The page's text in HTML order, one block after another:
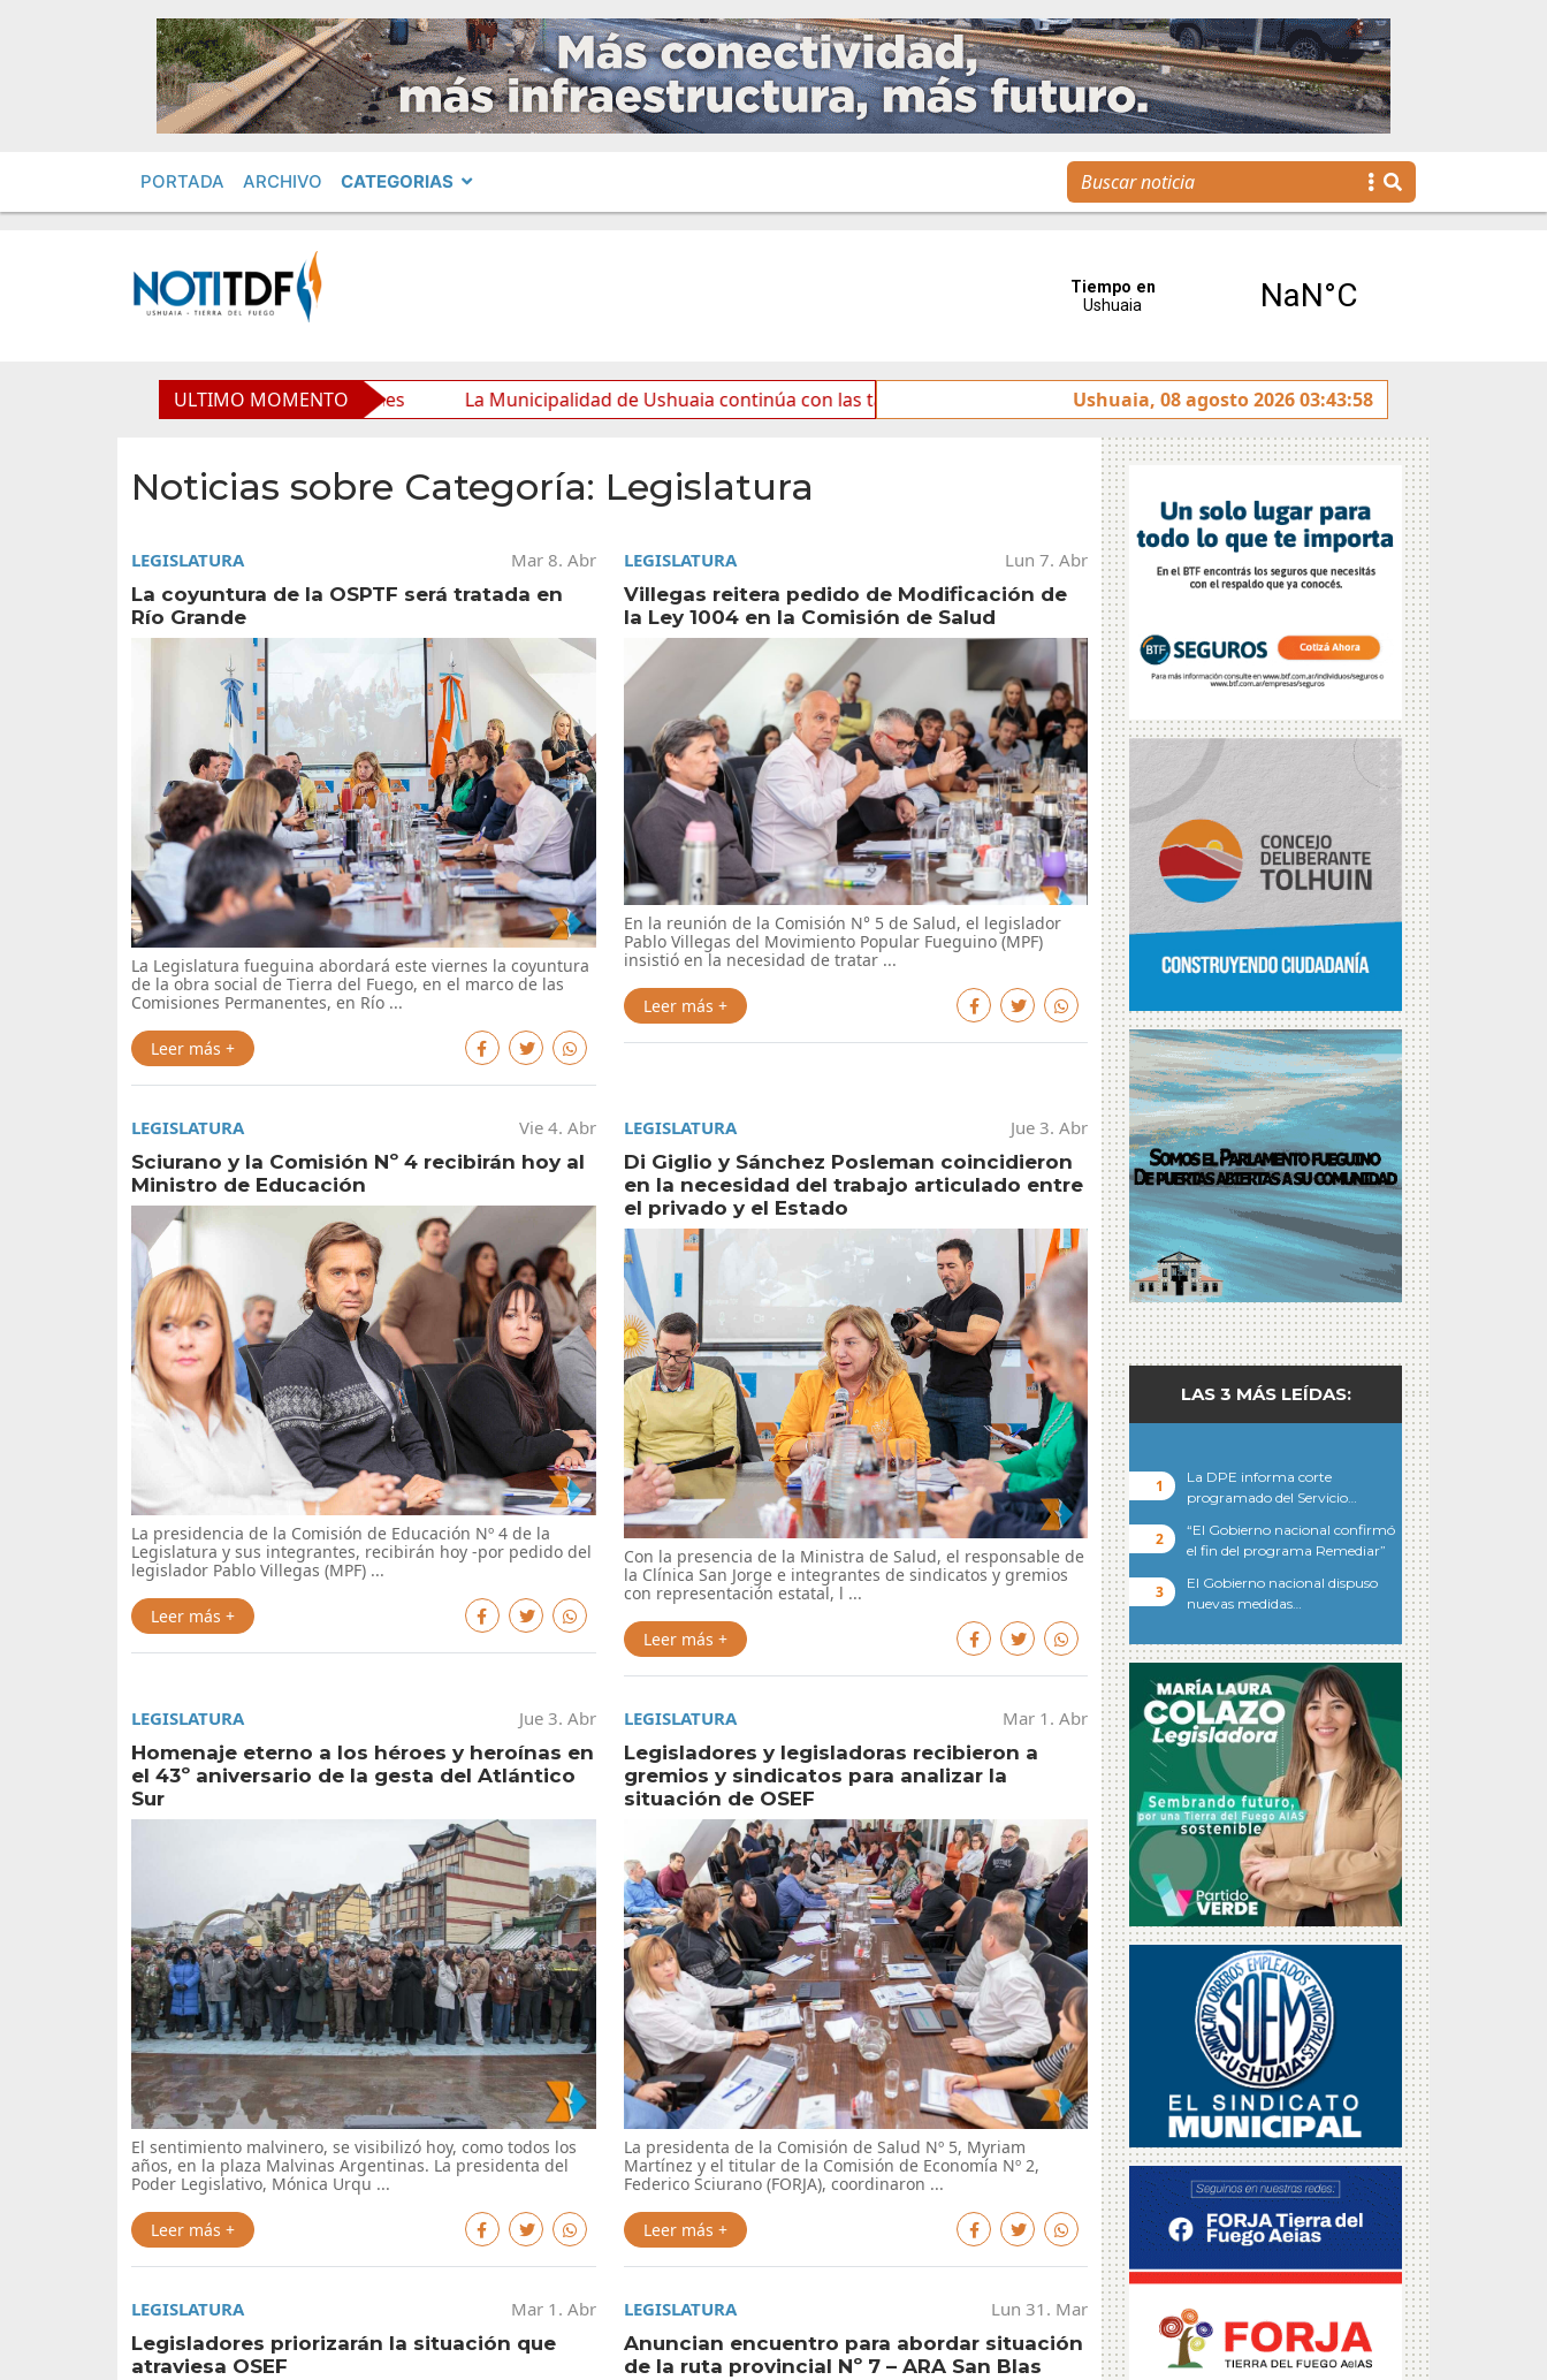
PORTADA ARCHIVO CATEGORIAS
ULTIMO MOMENTO
y mejora sus prestaciones La Municipalidad de Ushuaia continúa con las tareas de mantenimiento y rotulado sobre la avenida Héroes de Malvinas
Ushuaia, 08 agosto 2026 03:43:58
Noticias sobre Categoría: Legislatura
LEGISLATURA
Mar 8. Abr
La coyuntura de la OSPTF será tratada en
Río Grande
La Legislatura fueguina abordará este viernes la coyuntura
de la obra social de Tierra del Fuego, en el marco de las
Comisiones Permanentes, en Río ...
Leer más +
LEGISLATURA
Lun 7. Abr
Villegas reitera pedido de Modificación de
la Ley 1004 en la Comisión de Salud
En la reunión de la Comisión N° 5 de Salud, el legislador
Pablo Villegas del Movimiento Popular Fueguino (MPF)
insistió en la necesidad de tratar ...
Leer más +
LEGISLATURA
Vie 4. Abr
Sciurano y la Comisión Nº 4 recibirán hoy al
Ministro de Educación
La presidencia de la Comisión de Educación Nº 4 de la
Legislatura y sus integrantes, recibirán hoy -por pedido del
legislador Pablo Villegas (MPF) ...
Leer más +
LEGISLATURA
Jue 3. Abr
Di Giglio y Sánchez Posleman coincidieron
en la necesidad del trabajo articulado entre
el privado y el Estado
Con la presencia de la Ministra de Salud, el responsable de
la Clínica San Jorge e integrantes de sindicatos y gremios
con representación estatal, l ...
Leer más +
LEGISLATURA
Jue 3. Abr
Homenaje eterno a los héroes y heroínas en
el 43º aniversario de la gesta del Atlántico
Sur
El sentimiento malvinero, se visibilizó hoy, como todos los
años, en la plaza Malvinas Argentinas. La presidenta del
Poder Legislativo, Mónica Urqu ...
Leer más +
LEGISLATURA
Mar 1. Abr
Legisladores y legisladoras recibieron a
gremios y sindicatos para analizar la
situación de OSEF
La presidenta de la Comisión de Salud Nº 5, Myriam
Martínez y el titular de la Comisión de Economía Nº 2,
Federico Sciurano (FORJA), coordinaron ...
Leer más +
LEGISLATURA
Mar 1. Abr
Legisladores priorizarán la situación que
atraviesa OSEF
LEGISLATURA
Lun 31. Mar
Anuncian encuentro para abordar situación
de la ruta provincial Nº 7 – ARA San Blas
LAS 3 MÁS LEÍDAS:
La DPE informa corte
programado del Servicio…
“El Gobierno nacional confirmó
el fin del programa Remediar”
El Gobierno nacional dispuso
nuevas medidas…